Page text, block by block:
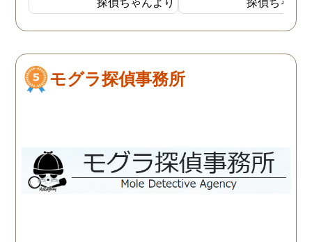
外で男と密会しているので
はないかと思い始めまし
な男と会っているのかを調
べてもらいました。１週間
かったと連絡がありまし
た。自分よりも10歳以上年
下の20代の男性と会い、し
ました。しかし追加調査
調査を失敗した時対処な
て依頼はできませんでし
中にもあくどい業者がい
らしいので、依頼の際は
くつか話を聞きに行った
モグラ探偵事務所